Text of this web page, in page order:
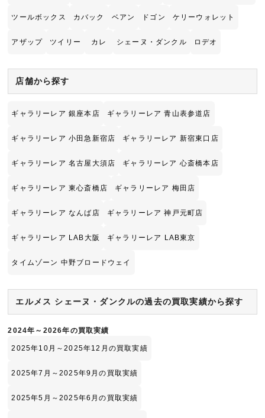
ツールボックス カバック ベアン ドゴン ケリーウォレット
アザップ ツイリー カレ シェーヌ・ダンクル ロデオ
店舗から探す
ギャラリーレア 銀座本店 ギャラリーレア 青山表参道店
ギャラリーレア 小田急新宿店 ギャラリーレア 新宿東口店
ギャラリーレア 名古屋大須店 ギャラリーレア 心斎橋本店
ギャラリーレア 東心斎橋店 ギャラリーレア 梅田店
ギャラリーレア なんば店 ギャラリーレア 神戸元町店
ギャラリーレア LAB大阪 ギャラリーレア LAB東京
タイムゾーン 中野ブロードウェイ
エルメス シェーヌ・ダンクルの過去の買取実績から探す
2024年～2026年の買取実績
2025年10月～2025年12月の買取実績
2025年7月～2025年9月の買取実績
2025年5月～2025年6月の買取実績